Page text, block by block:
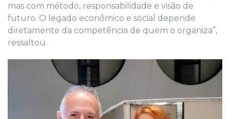
mas com método, responsabilidade e visão de
futuro. O legado econômico e social depende
diretamente da competência de quem o organiza”,
ressaltou.